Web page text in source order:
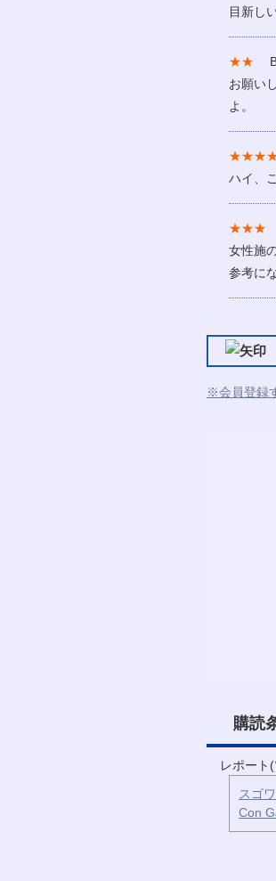
目新し
★★
お願い
よ。
ハイ、
★★★
女性施
参考に
※会員登録
購読
レポート
スゴ
Con